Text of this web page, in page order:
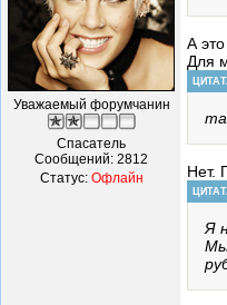
Уважаемый форумчанин
Спасатель
Сообщений: 2812
Статус: Офлайн
А
Для
Нет.
Я
Мы